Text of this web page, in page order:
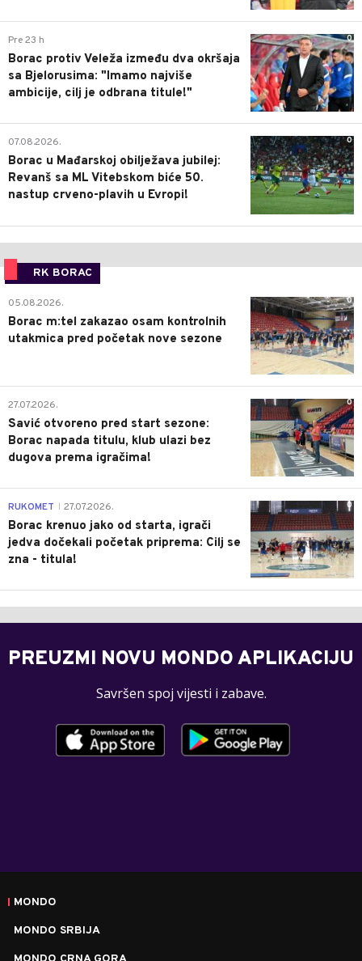
0
Pre 23 h
Borac protiv Veleža između dva okršaja
sa Bjelorusima: "Imamo najviše
ambicije, cilj je odbrana titule!"
0
07.08.2026.
Borac u Mađarskoj obilježava jubilej:
Revanš sa ML Vitebskom biće 50.
nastup crveno-plavih u Evropi!
RK BORAC
0
05.08.2026.
Borac m:tel zakazao osam kontrolnih
utakmica pred početak nove sezone
0
27.07.2026.
Savić otvoreno pred start sezone:
Borac napada titulu, klub ulazi bez
dugova prema igračima!
0
RUKOMET 27.07.2026.
Borac krenuo jako od starta, igrači
jedva dočekali početak priprema: Cilj se
zna - titula!
PREUZMI NOVU MONDO APLIKACIJU
Savršen spoj vijesti i zabave.
MONDO
MONDO SRBIJA